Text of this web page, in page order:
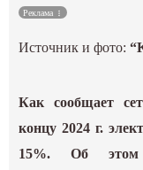
Реклама
Источник и фото:
Как сообщает
концу 2024 г.
15%. Об этом